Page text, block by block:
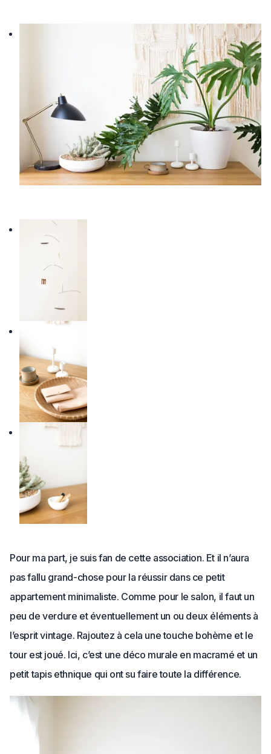
Pour ma part, je suis fan de cette association. Et il n’aura
pas fallu grand-chose pour la réussir dans ce petit
appartement minimaliste. Comme pour le salon, il faut un
peu de verdure et éventuellement un ou deux éléments à
l’esprit vintage. Rajoutez à cela une touche bohème et le
tour est joué. Ici, c’est une déco murale en macramé et un
petit tapis ethnique qui ont su faire toute la différence.